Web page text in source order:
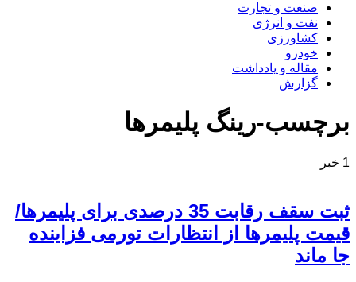
صنعت و تجارت
نفت و انرژی
کشاورزی
خودرو
مقاله و یادداشت
گزارش
برچسب-رینگ پلیمرها
1 خبر
ثبت سقف رقابت 35 درصدی برای پلیمرها/
قیمت پلیمرها از انتظارات تورمی فزاینده
جا ماند